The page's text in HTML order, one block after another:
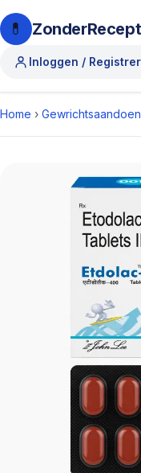
💊
Inloggen /
Home ›